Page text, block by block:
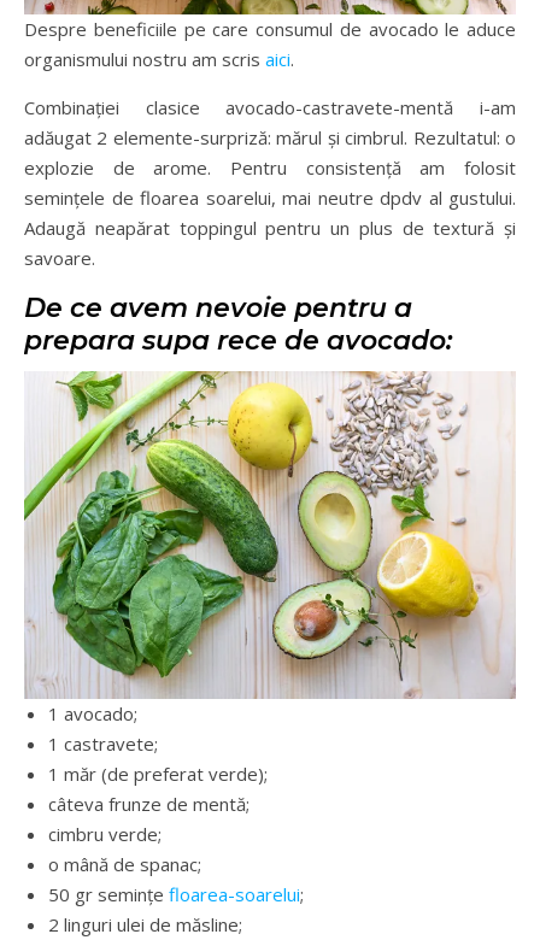
Despre beneficiile pe care consumul de avocado le aduce
organismului nostru am scris aici.
Combinației clasice avocado-castravete-mentă i-am
adăugat 2 elemente-surpriză: mărul și cimbrul. Rezultatul: o
explozie de arome. Pentru consistență am folosit
semințele de floarea soarelui, mai neutre dpdv al gustului.
Adaugă neapărat toppingul pentru un plus de textură și
savoare.
De ce avem nevoie pentru a
prepara supa rece de avocado:
1 avocado;
1 castravete;
1 măr (de preferat verde);
câteva frunze de mentă;
cimbru verde;
o mână de spanac;
50 gr semințe floarea-soarelui;
2 linguri ulei de măsline;